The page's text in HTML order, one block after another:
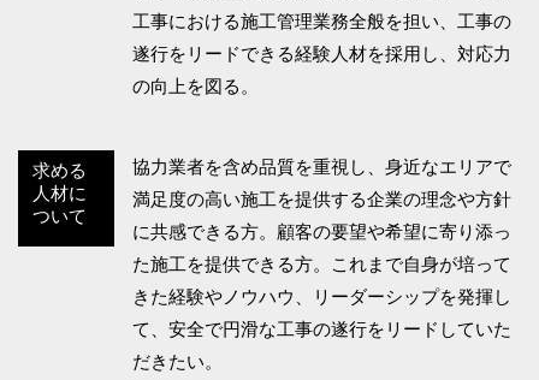
工事における施工管理業務全般を担い、工事の
遂行をリードできる経験人材を採用し、対応力
の向上を図る。
求める
人材に
ついて
協力業者を含め品質を重視し、身近なエリアで
満足度の高い施工を提供する企業の理念や方針
に共感できる方。顧客の要望や希望に寄り添っ
た施工を提供できる方。これまで自身が培って
きた経験やノウハウ、リーダーシップを発揮し
て、安全で円滑な工事の遂行をリードしていた
だきたい。